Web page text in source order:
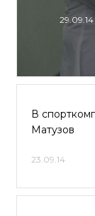
29.09.14
В
Матузов
23.09.14